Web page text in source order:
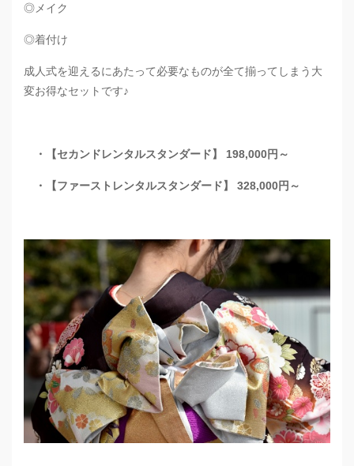
◎メイク
◎着付け
成人式を迎えるにあたって必要なものが全て揃ってしまう大
変お得なセットです♪
・【セカンドレンタルスタンダード】 198,000円～
・【ファーストレンタルスタンダード】 328,000円～